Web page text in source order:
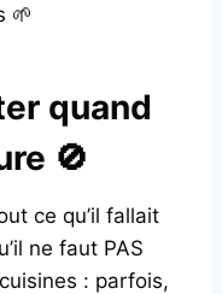
🌱
quand
🚫
ce qu’il fallait
ne faut PAS
: parfois,